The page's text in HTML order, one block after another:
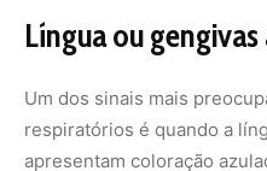
O Bulldog Francês tem
temperatura corporal devido
apresenta respiração
excessiva e apatia em